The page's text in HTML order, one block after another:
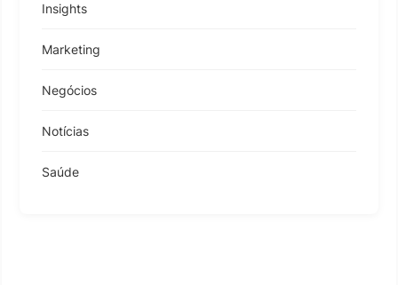
Insights
Marketing
Negócios
Notícias
Saúde